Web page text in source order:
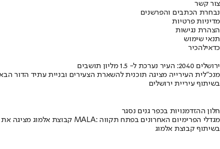
צור קשר
נבחרת הכתבים והפרשנים
מדיניות פרטיות
הצהרת נגישות
תנאי שימוש
כדאילהכיר
ירושלים 2040: העיר נערכת ל- 1.5 מליון תושבים
מנכ"לית העירייה מציגה תוכנית להשארת הצעירים ובניית עתיד הדור
בשיתוף עיריית ירושלים
חלון ההזדמנויות בכפר גנים נסגר
קבוצת אלמוג מציגה את פרויקט MALA: מגדלי הפרימיום האחרונים בפתח תקווה
בשיתוף קבוצת אלמוג